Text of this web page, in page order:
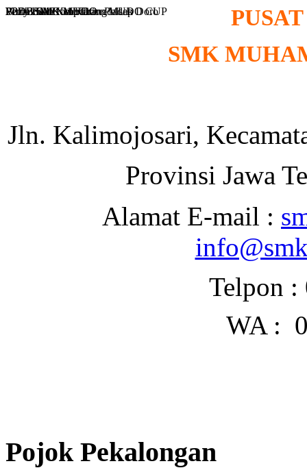
PPDB SMK MUDO
PPDB SMK MUDO
Volly Ball Competition MUDO CUP
Pembinaan Ketertiban Polsek Doro
Bazar SMPN 1 Karangdadap
SMK
Jln. Kalimojosari,
Provinsi Jawa
Alamat E-mail :
Telpon :
WA :
Pojok Pekalongan